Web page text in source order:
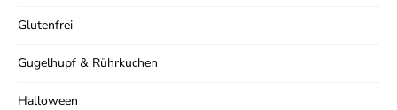
Glutenfrei
Gugelhupf & Rührkuchen
Halloween